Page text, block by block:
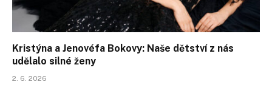
Kristýna a Jenovéfa Bokovy: Naše dětství z nás
udělalo silné ženy
2. 6. 2026